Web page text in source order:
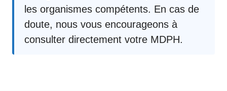
les organismes compétents. En cas de
doute, nous vous encourageons à
consulter directement votre MDPH.